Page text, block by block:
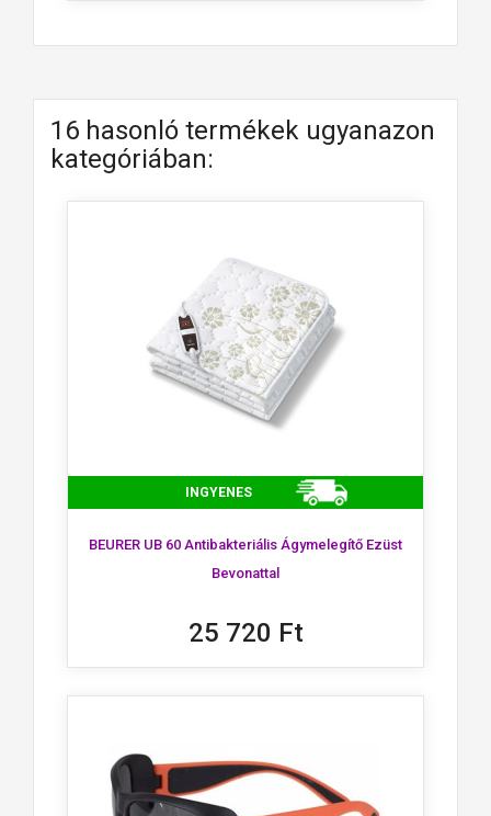
Mégsem Bejelentkezés
16 hasonló termékek ugyanazon
kategóriában:
INGYENES
BEURER UB 60 Antibakteriális Ágymelegítő Ezüst
Bevonattal
25 720 Ft